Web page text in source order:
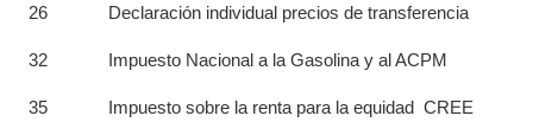
26 Declaración individual precios de transferencia
32 Impuesto Nacional a la Gasolina y al ACPM
35 Impuesto sobre la renta para la equidad CREE